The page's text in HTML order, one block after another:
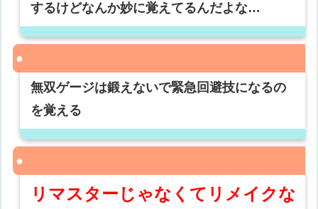
するけどなんか妙に覚えてるんだよな…
無双ゲージは鍛えないで緊急回避技になるの
を覚える
リマスターじゃなくてリメイクな